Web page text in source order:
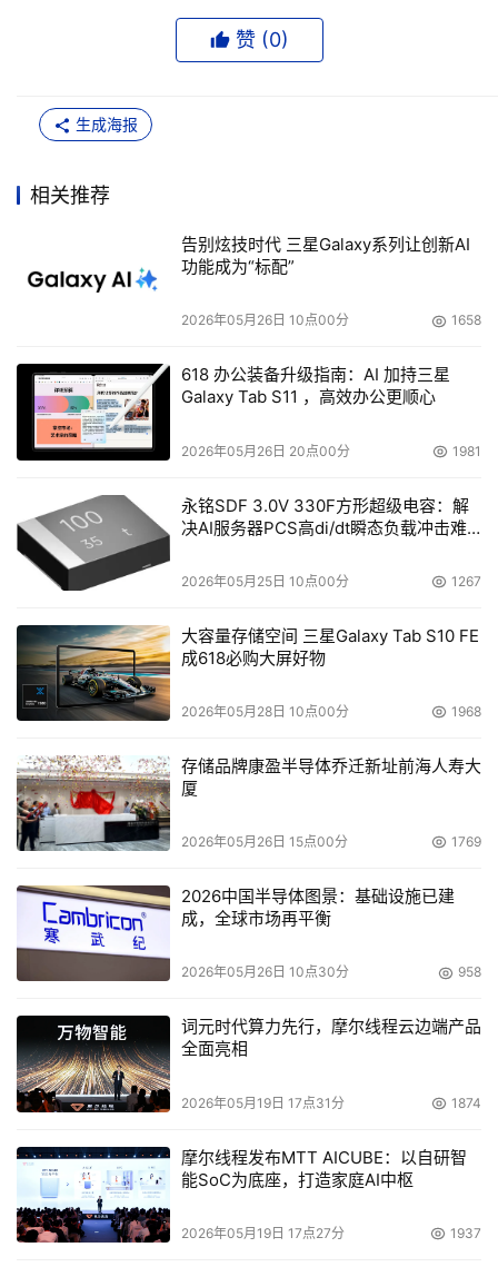
赞 (0)
生成海报
相关推荐
告别炫技时代 三星Galaxy系列让创新AI
功能成为“标配”
2026年05月26日 10点00分 1658
618 办公装备升级指南：AI 加持三星
Galaxy Tab S11 ，高效办公更顺心
2026年05月26日 20点00分 1981
永铭SDF 3.0V 330F方形超级电容：解
决AI服务器PCS高di/dt瞬态负载冲击难
2026年05月25日 10点00分 1267
大容量存储空间 三星Galaxy Tab S10 FE
成618必购大屏好物
2026年05月28日 10点00分 1968
存储品牌康盈半导体乔迁新址前海人寿大
厦
2026年05月26日 15点00分 1769
2026中国半导体图景：基础设施已建
成，全球市场再平衡
2026年05月26日 10点30分 958
词元时代算力先行，摩尔线程云边端产品
全面亮相
2026年05月19日 17点31分 1874
摩尔线程发布MTT AICUBE：以自研智
能SoC为底座，打造家庭AI中枢
2026年05月19日 17点27分 1937